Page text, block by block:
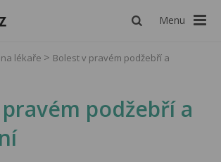
Menu
lékaře
Bolest v pravém podžebří a
podžebří a